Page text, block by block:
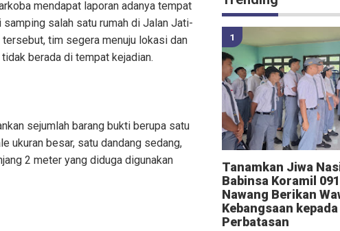
mendapat laporan adanya tempat
salah satu rumah di Jalan Jati-
tim segera menuju lokasi dan
berada di tempat kejadian.
sejumlah barang bukti berupa satu
ukuran besar, satu dandang sedang,
2 meter yang diduga digunakan
Tanamkan Jiwa
Babinsa Koramil
Nawang Berikan
Kebangsaan
Perbatasan